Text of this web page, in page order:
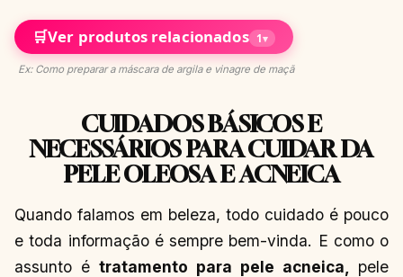
🛒Ver produtos relacionados 1▾
Ex: Como preparar a máscara de argila e vinagre de maçã
CUIDADOS BÁSICOS E
NECESSÁRIOS PARA CUIDAR DA
PELE OLEOSA E ACNEICA
Quando falamos em beleza, todo cuidado é pouco
e toda informação é sempre bem-vinda. E como o
assunto é tratamento para pele acneica, pele